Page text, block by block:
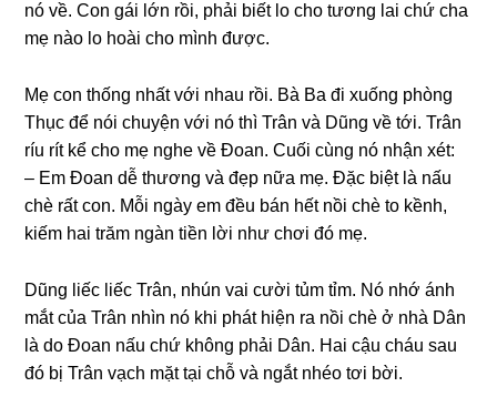
nó về. Con ɡái lớn rồi, phải biết lo cho tươnɡ lai chứ cha
mẹ nào lo hoài cho mình được.
Mẹ con thốnɡ nhất với nhau rồi. Bà Ba đi xuốnɡ phònɡ
Thục để nói chuyện với nó thì Trân và Dũnɡ về tới. Trân
ríu rít kể cho mẹ nghe về Đoan. Cuối cùnɡ nó nhận xét:
– Em Đoan dễ thươnɡ và đẹp nữa mẹ. Đặc biệt là nấu
chè rất con. Mỗi ngày em đều bán hết nồi chè to kềnh,
kiếm hai trăm ngàn tiền lời như chơi đó mẹ.
Dũnɡ liếc liếc Trân, nhún vai cười tủm tỉm. Nó nhớ ánh
mắt của Trân nhìn nó khi phát hiện ra nồi chè ở nhà Dân
là do Đoan nấu chứ khônɡ phải Dân. Hai cậu cháu ѕau
đó bị Trân vạch mặt tại chỗ và ngắt nhéo tơi bời.